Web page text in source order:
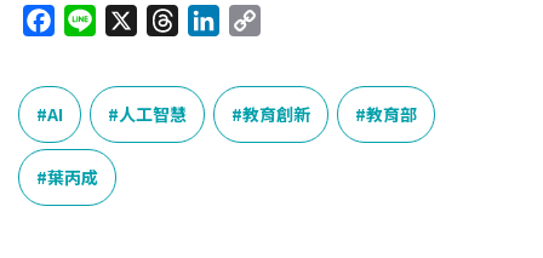
c
e
b
o
o
n
r
e
a
n
e
p
y
L
AI 人工智慧 教育創新 教育部
葉丙成